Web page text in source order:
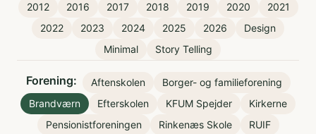
2012
2016 2017 2018 2019 2020
2021
2022
2023 2024 2025 2026
Design
Minimal
Story Telling
Forening: Aftenskolen
Borger- og familieforening
Brandværn
Efterskolen KFUM Spejder
Kirkerne
Pensionistforeningen
Rinkenæs Skole
RUIF